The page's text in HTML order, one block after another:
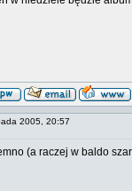
2005, 20:57
(a raczej w baldo